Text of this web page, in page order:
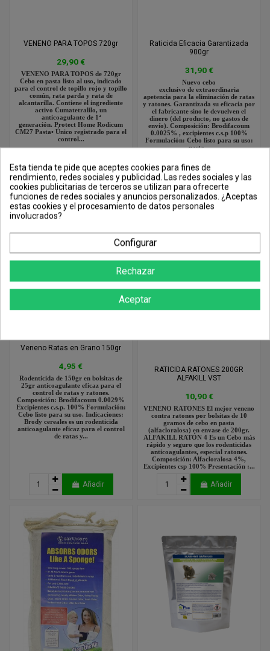
VENENO PARA TOPOS 720gr
29,90 €
VENENO PARA TOPOS de 720gr
Cebo en pasta listo al uso, indicado
para el control de topillo rojo y topillo
común, rata parda y rata de
alcantarilla. Contiene el ingrediente
activo Cumatetralilo, un
anticoagulante de 1ª
generación. Protect Home Rodicum
CM27 Pasta• Único registrado para el
control...
Añadir
Raticida Eficacia Garantizada
900gr
31,90 €
Nuevo cebo
exclusivo de extraordinaria
apetencia para la eliminación de ratas
y ratones. Garantizada su eficacia por
el fabricante sino le devuelven el
dinero (del producto, no gastos de
envío). Composición: Brodifacoum
0.0025% , excipientes c.s.p 100%
Formulación: Cebo listo para su uso:
pasta...
Veneno Ratas en Grano 150gr
4,95 €
Rodenticida de 150gr en bolsitas de
25gr anticoagulante eficaz para el
control de ratas y ratones.
Composición: Brodifacoum 0.0029%
Excipientes c.s.p. 100% Formulación:
Cebo listo para su uso. Indicaciones:
Brody cereales es un rodenticida
anticoagulante eficaz para el control
de ratas y...
Añadir
RATICIDA RATONES 200GR
ALFAKILL VST
10,90 €
VENENO RATONES El mejor veneno
contra ratones por bolsitas de 10
gramos de cebo en pasta
(alfacloralosa) en envase de 200gr.
ALFAKILL RATÓN 4 Es un Cebo más
rápido y seguro que los rodenticidas
anticoagulantes, especial ratones.
Composición: Alfacloralosa 4%,
Excipientes csp 100% Presentación :...
Añadir
Esta tienda te pide que aceptes cookies para fines de
rendimiento, redes sociales y publicidad. Las redes sociales y las
cookies publicitarias de terceros se utilizan para ofrecerte
funciones de redes sociales y anuncios personalizados. ¿Aceptas
estas cookies y el procesamiento de datos personales
involucrados?
Configurar
Rechazar
Aceptar